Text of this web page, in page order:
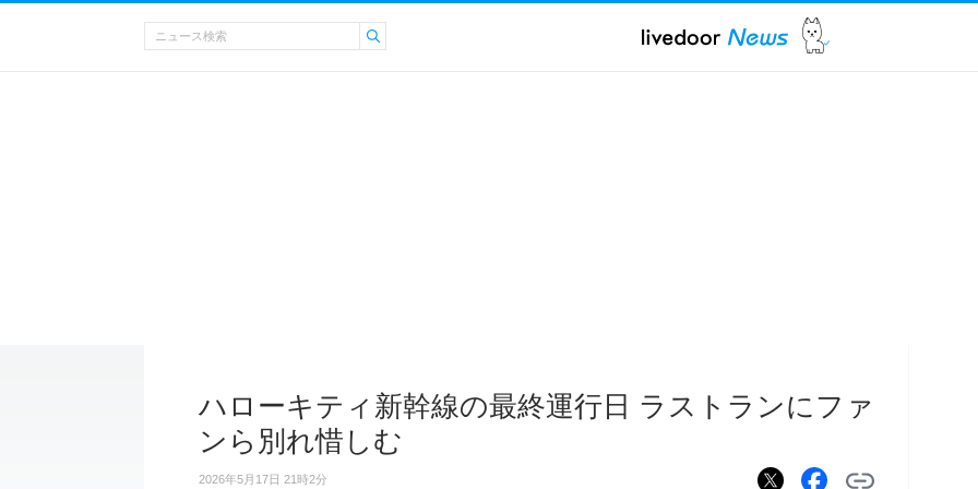
ハローキティ新幹線の最終運行日 ラストランにファ
ンら別れ惜しむ
2026年5月17日 21時2分